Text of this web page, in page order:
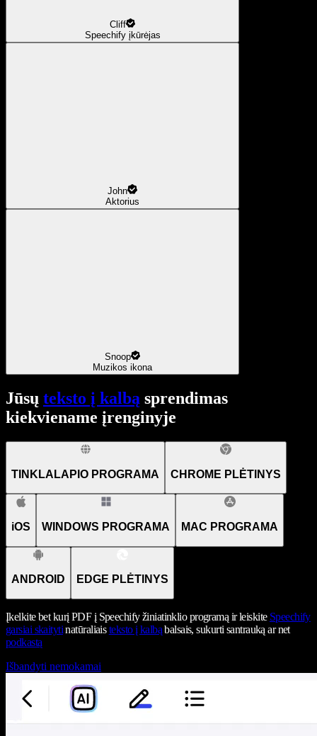
Cliff
Speechify įkūrėjas
John
Aktorius
Snoop
Muzikos ikona
Jūsų teksto į kalbą sprendimas
kiekviename įrenginyje
TINKLALAPIO PROGRAMA CHROME PLĖTINYS
iOS WINDOWS PROGRAMA MAC PROGRAMA
ANDROID EDGE PLĖTINYS
Įkelkite bet kurį PDF į Speechify žiniatinklio programą ir leiskite Speechify
garsiai skaitytinatūraliaisteksto į kalbąbalsais, sukurti santrauką ar net
podkastą
Išbandyti nemokamai